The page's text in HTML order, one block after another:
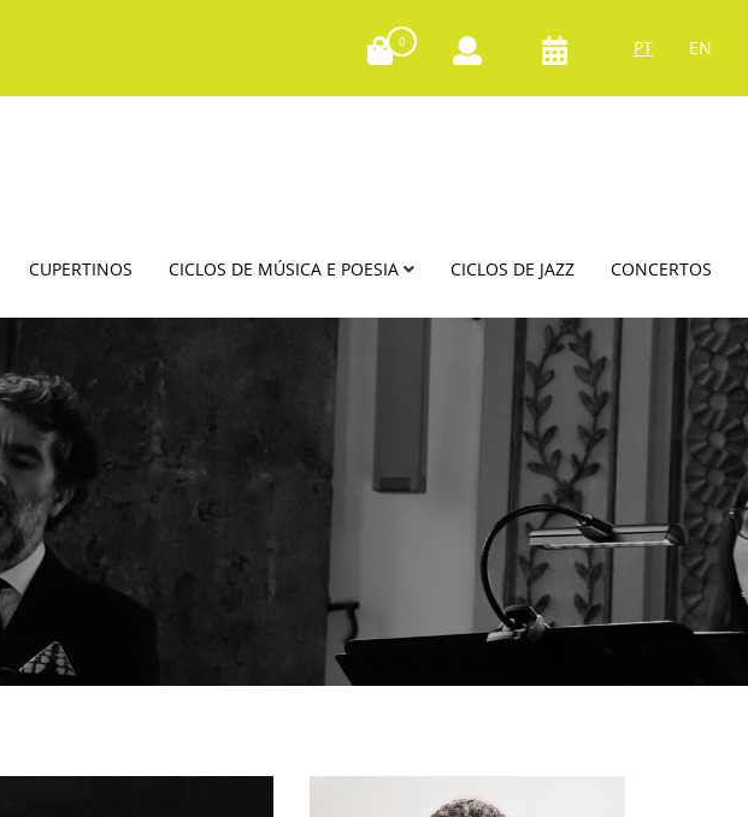
PT EN
0
CUPERTINOS CICLOS DE MÚSICA E POESIA CICLOS DE JAZZ CONCERTOS